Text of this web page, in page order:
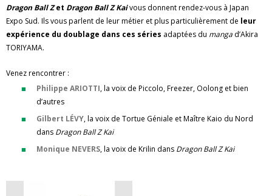
Dragon Ball Zet Dragon Ball Z Kaivous donnent rendez-vous à Japan
Expo Sud. Ils vous parlent de leur métier et plus particulièrement de leur
expérience du doublage dans ces séries adaptées du manga d’Akira
TORIYAMA.
Venez rencontrer :
Philippe ARIOTTI, la voix de Piccolo, Freezer, Oolong et bien
d’autres
Gilbert LÉVY, la voix de Tortue Géniale et Maître Kaio du Nord
dans Dragon Ball Z Kai
Monique NEVERS, la voix de Krilin dans Dragon Ball Z Kai